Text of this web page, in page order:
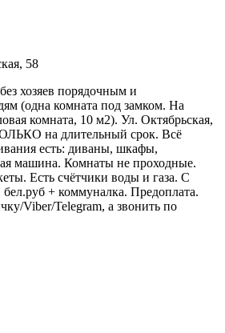
58
хозяев порядочным и
(одна комната под замком. На
комната, 10 м2). Ул. Октябрьская,
на длительный срок. Всё
есть: диваны, шкафы,
машина. Комнаты не проходные.
Есть счётчики воды и газа. С
+ коммуналка. Предоплата.
Viber/Telegram, а звонить по